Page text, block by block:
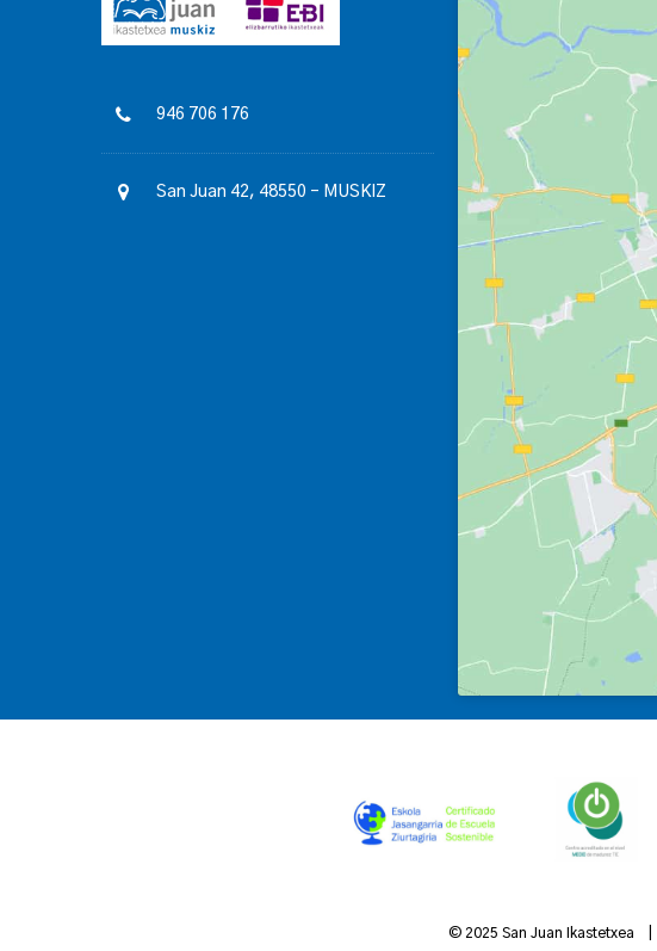
946 706 176
San Juan 42, 48550 – MUSKIZ
© 2025 San Juan Ikastetxea |